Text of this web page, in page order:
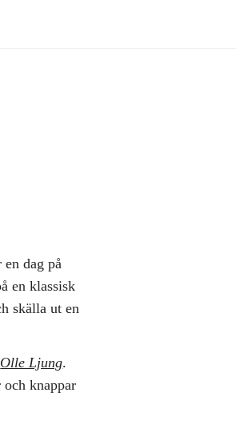
dag på
en klassisk
skälla ut en
Olle Ljung.
och knappar